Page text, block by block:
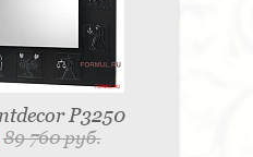
P3250
89 760 руб.